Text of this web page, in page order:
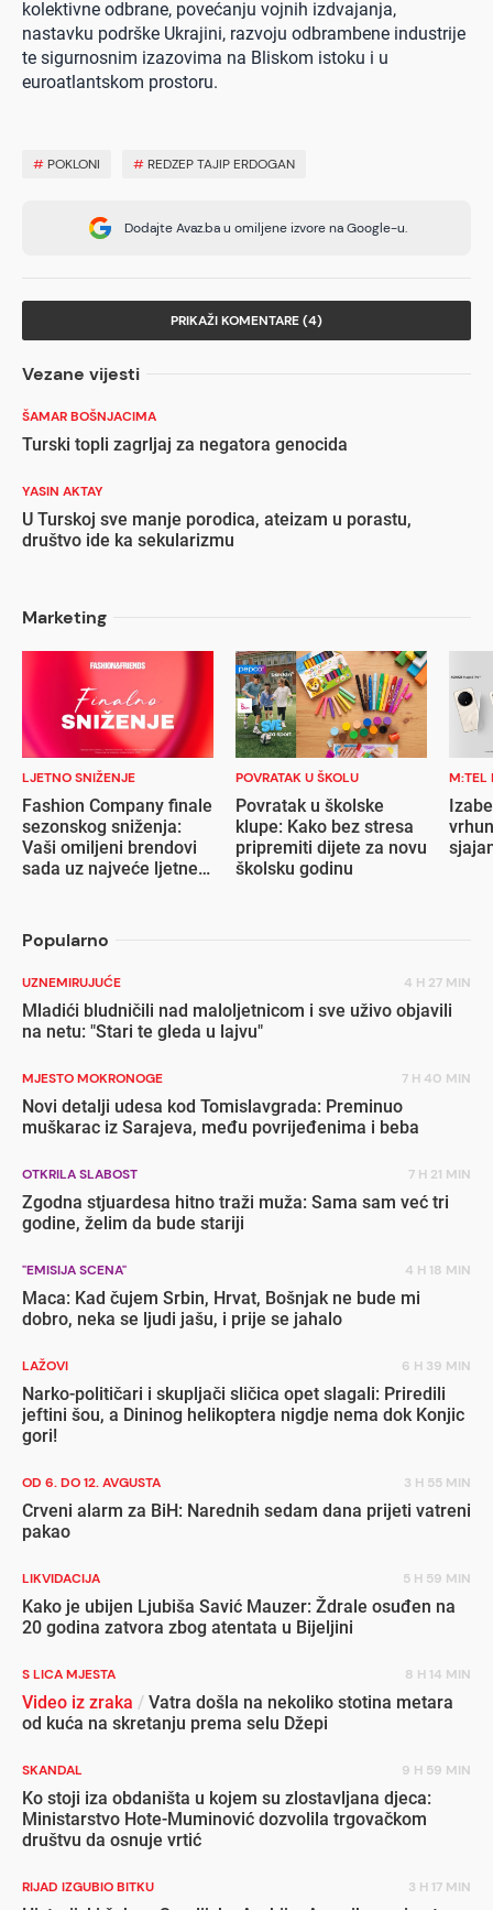
kolektivne odbrane, povećanju vojnih izdvajanja,
nastavku podrške Ukrajini, razvoju odbrambene industrije
te sigurnosnim izazovima na Bliskom istoku i u
euroatlantskom prostoru.
# POKLONI # REDZEP TAJIP ERDOGAN
Dodajte Avaz.ba u omiljene izvore na Google-u.
PRIKAŽI KOMENTARE (4)
Vezane vijesti
ŠAMAR BOŠNJACIMA
Turski topli zagrljaj za negatora genocida
YASIN AKTAY
U Turskoj sve manje porodica, ateizam u porastu,
društvo ide ka sekularizmu
Marketing
LJETNO SNIŽENJE
Fashion Company finale
sezonskog sniženja:
Vaši omiljeni brendovi
sada uz najveće ljetne
POVRATAK U ŠKOLU
Povratak u školske
klupe: Kako bez stresa
pripremiti dijete za novu
školsku godinu
M:TEL
Popularno
UZNEMIRUJUĆE 4 H 27 MIN
Mladići bludničili nad maloljetnicom i sve uživo objavili
na netu: "Stari te gleda u lajvu"
MJESTO MOKRONOGE 7 H 40 MIN
Novi detalji udesa kod Tomislavgrada: Preminuo
muškarac iz Sarajeva, među povrijeđenima i beba
OTKRILA SLABOST 7 H 21 MIN
Zgodna stjuardesa hitno traži muža: Sama sam već tri
godine, želim da bude stariji
"EMISIJA SCENA" 4 H 18 MIN
Maca: Kad čujem Srbin, Hrvat, Bošnjak ne bude mi
dobro, neka se ljudi jašu, i prije se jahalo
LAŽOVI 6 H 39 MIN
Narko-političari i skupljači sličica opet slagali: Priredili
jeftini šou, a Dininog helikoptera nigdje nema dok Konjic
gori!
OD 6. DO 12. AVGUSTA 3 H 55 MIN
Crveni alarm za BiH: Narednih sedam dana prijeti vatreni
pakao
LIKVIDACIJA 5 H 59 MIN
Kako je ubijen Ljubiša Savić Mauzer: Ždrale osuđen na
20 godina zatvora zbog atentata u Bijeljini
S LICA MJESTA 8 H 14 MIN
Video iz zraka / Vatra došla na nekoliko stotina metara
od kuća na skretanju prema selu Džepi
SKANDAL 9 H 59 MIN
Ko stoji iza obdaništa u kojem su zlostavljana djeca:
Ministarstvo Hote-Muminović dozvolila trgovačkom
društvu da osnuje vrtić
RIJAD IZGUBIO BITKU 3 H 17 MIN